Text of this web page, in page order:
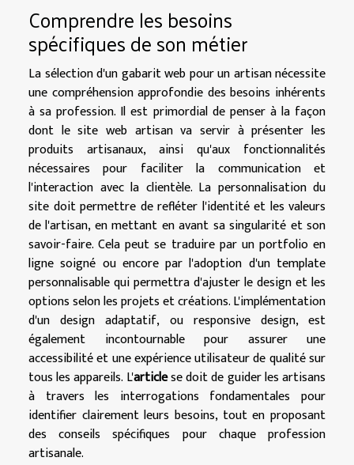
Comprendre les besoins
spécifiques de son métier
La sélection d'un gabarit web pour un artisan nécessite
une compréhension approfondie des besoins inhérents
à sa profession. Il est primordial de penser à la façon
dont le site web artisan va servir à présenter les
produits artisanaux, ainsi qu'aux fonctionnalités
nécessaires pour faciliter la communication et
l'interaction avec la clientèle. La personnalisation du
site doit permettre de refléter l'identité et les valeurs
de l'artisan, en mettant en avant sa singularité et son
savoir-faire. Cela peut se traduire par un portfolio en
ligne soigné ou encore par l'adoption d'un template
personnalisable qui permettra d'ajuster le design et les
options selon les projets et créations. L'implémentation
d'un design adaptatif, ou responsive design, est
également incontournable pour assurer une
accessibilité et une expérience utilisateur de qualité sur
tous les appareils. L'articlese doit de guider les artisans
à travers les interrogations fondamentales pour
identifier clairement leurs besoins, tout en proposant
des conseils spécifiques pour chaque profession
artisanale.